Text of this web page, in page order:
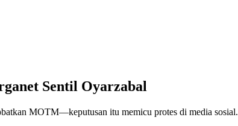
Sentil Oyarzabal
MOTM—keputusan itu memicu protes di media sosial.